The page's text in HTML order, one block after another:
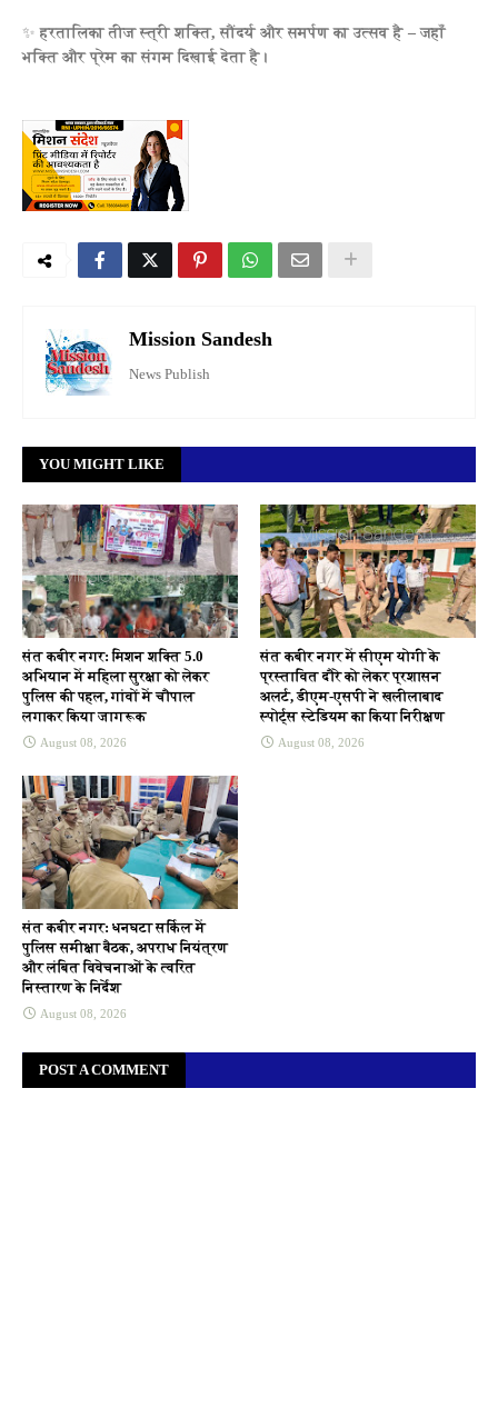
✨हरतालिका तीज स्त्री शक्ति, सौंदर्य और समर्पण का उत्सव है – जहाँ
भक्ति और प्रेम का संगम दिखाई देता है।
Mission Sandesh
News Publish
YOU MIGHT LIKE
संत कबीर नगर: मिशन शक्ति 5.0
अभियान में महिला सुरक्षा को लेकर
पुलिस की पहल, गांवों में चौपाल
लगाकर किया जागरूक
August 08, 2026
संत कबीर नगर में सीएम योगी के
प्रस्तावित दौरे को लेकर प्रशासन
अलर्ट, डीएम-एसपी ने खलीलाबाद
स्पोर्ट्स स्टेडियम का किया निरीक्षण
August 08, 2026
संत कबीर नगर: धनघटा सर्किल में
पुलिस समीक्षा बैठक, अपराध नियंत्रण
और लंबित विवेचनाओं के त्वरित
निस्तारण के निर्देश
August 08, 2026
POST A COMMENT